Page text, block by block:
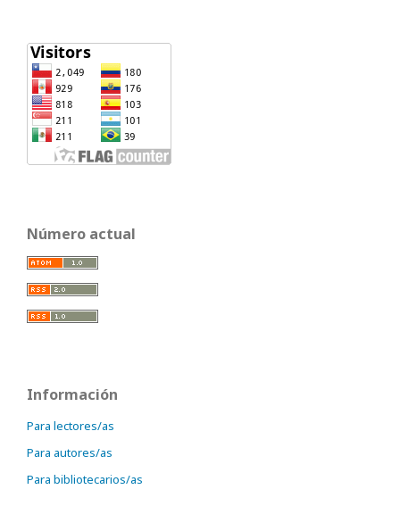
Número actual
Información
Para lectores/as
Para autores/as
Para bibliotecarios/as